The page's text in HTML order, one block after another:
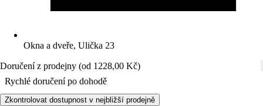
Okna a dveře, Ulička 23
Doručení z prodejny (od 1228,00 Kč)
Rychlé doručení po dohodě
Zkontrolovat dostupnost v nejbližší prodejně